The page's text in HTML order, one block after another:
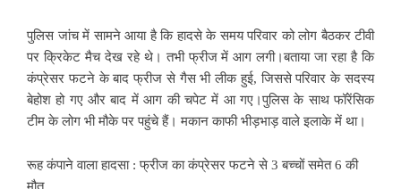
पुलिस जांच में सामने आया है कि हादसे के समय परिवार को लोग बैठकर टीवी
पर क्रिकेट मैच देख रहे थे। तभी फ्रीज में आग लगी।बताया जा रहा है कि
कंप्रेसर फटने के बाद फ्रीज से गैस भी लीक हुई, जिससे परिवार के सदस्य
बेहोश हो गए और बाद में आग की चपेट में आ गए।पुलिस के साथ फॉरेंसिक
टीम के लोग भी मौके पर पहुंचे हैं। मकान काफी भीड़भाड़ वाले इलाके में था।
रूह कंपाने वाला हादसा : फ्रीज का कंप्रेसर फटने से 3 बच्चों समेत 6 की